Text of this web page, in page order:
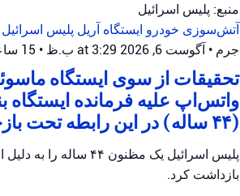
منبع: پلیس اسرائیل
آتش‌سوزی خودرو ایستگاه آریل پلیس اسرائیل
جرم • آگوست 6, 2026 at 3:29 ب.ظ • 15 ساعت پیش
تحقیقات از سوی ایستگاه
واتس‌اپ علیه فرمانده
(۴۴ ساله) در این رابطه تحت بازجویی قرار دارد.
پلیس اسرائیل یک
بازداشت کرد.